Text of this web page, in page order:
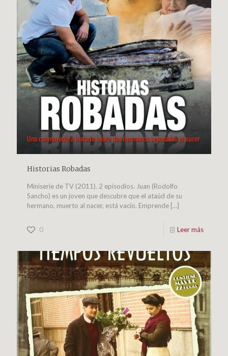
Historias Robadas
Miniserie de TV (2011). 2 episodios. Juan (Rodolfo
Sancho) es un joven que descubre que el ataúd de su
hermano, muerto al nacer, está vacío. Emprende […]
0 Leer más